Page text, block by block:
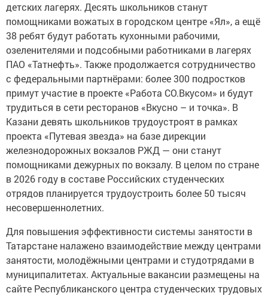
детских лагерях. Десять школьников станут
помощниками вожатых в городском центре «Ял», а ещё
38 ребят будут работать кухонными рабочими,
озеленителями и подсобными работниками в лагерях
ПАО «Татнефть». Также продолжается сотрудничество
с федеральными партнёрами: более 300 подростков
примут участие в проекте «Работа СО.Вкусом» и будут
трудиться в сети ресторанов «Вкусно – и точка». В
Казани девять школьников трудоустроят в рамках
проекта «Путевая звезда» на базе дирекции
железнодорожных вокзалов РЖД — они станут
помощниками дежурных по вокзалу. В целом по стране
в 2026 году в составе Российских студенческих
отрядов планируется трудоустроить более 50 тысяч
несовершеннолетних.
Для повышения эффективности системы занятости в
Татарстане налажено взаимодействие между центрами
занятости, молодёжными центрами и студотрядами в
муниципалитетах. Актуальные вакансии размещены на
сайте Республиканского центра студенческих трудовых